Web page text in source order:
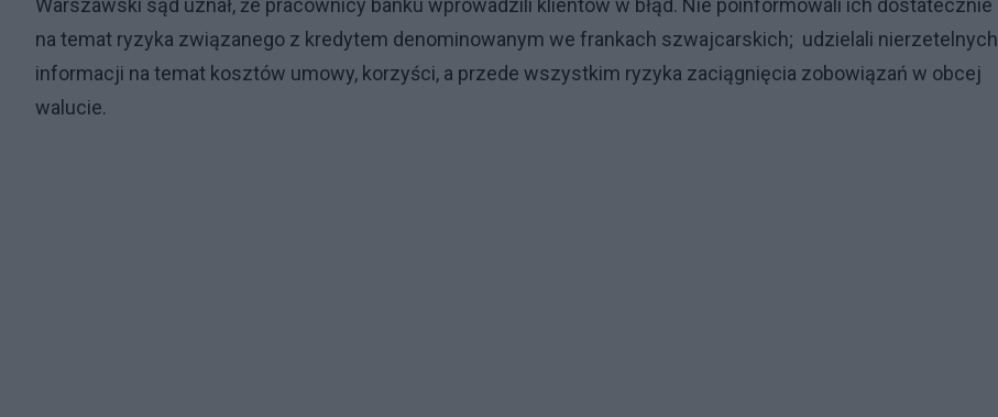
Warszawski sąd uznał, że pracownicy banku wprowadzili klientów w błąd. Nie poinformowali ich dostatecznie
na temat ryzyka związanego z kredytem denominowanym we frankach szwajcarskich; udzielali nierzetelnych
informacji na temat kosztów umowy, korzyści, a przede wszystkim ryzyka zaciągnięcia zobowiązań w obcej
walucie.